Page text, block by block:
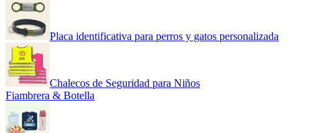
Placa identificativa para perros y gatos personalizada
Chalecos de Seguridad para Niños
Fiambrera & Botella